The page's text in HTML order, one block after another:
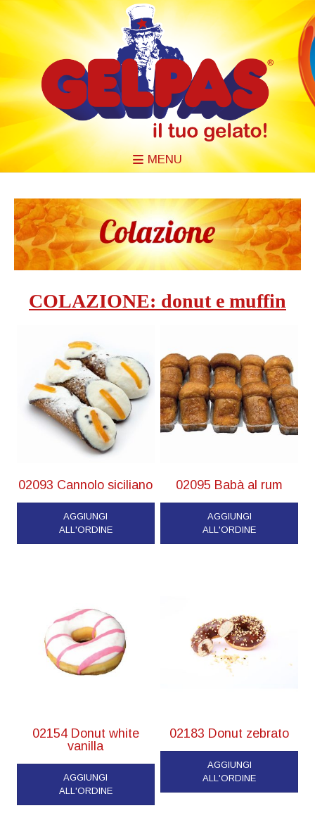
MENU
COLAZIONE: donut e muffin
02093 Cannolo siciliano
AGGIUNGI
ALL'ORDINE
02095 Babà al rum
AGGIUNGI
ALL'ORDINE
02154 Donut white
vanilla
AGGIUNGI
ALL'ORDINE
02183 Donut zebrato
AGGIUNGI
ALL'ORDINE